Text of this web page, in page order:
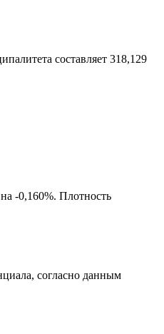
составляет 318,129
-0,160%. Плотность
, согласно данным